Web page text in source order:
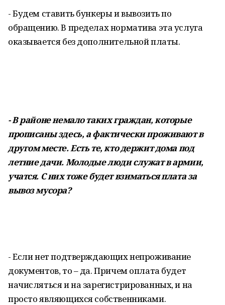
- Будем ставить бункеры и вывозить по
обращению. В пределах норматива эта услуга
оказывается без дополнительной платы.
- В районе немало таких граждан, которые
прописаны здесь, а фактически проживают в
другом месте. Есть те, кто держит дома под
летние дачи. Молодые люди служат в армии,
учатся. С них тоже будет взиматься плата за
вывоз мусора?
- Если нет подтверждающих непроживание
документов, то – да. Причем оплата будет
начисляться и на зарегистрированных, и на
просто являющихся собственниками.